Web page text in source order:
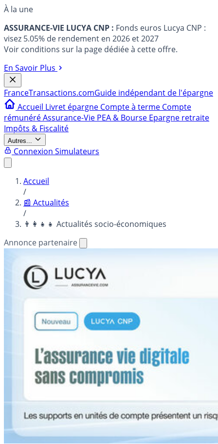
À la une
ASSURANCE-VIE LUCYA CNP : Fonds euros Lucya CNP :
visez 5.05% de rendement en 2026 et 2027
Voir conditions sur la page dédiée à cette offre.
En Savoir Plus
FranceTransactions.comGuide indépendant de l'épargne
Accueil Livret épargne Compte à terme Compte
rémunéréAssurance-Vie PEA & Bourse Epargne retraite
Impôts & Fiscalité
Autres...
Connexion Simulateurs
Accueil
/
📰 Actualités
/
👨‍👩‍👧‍👧 Actualités socio-économiques
Annonce partenaire